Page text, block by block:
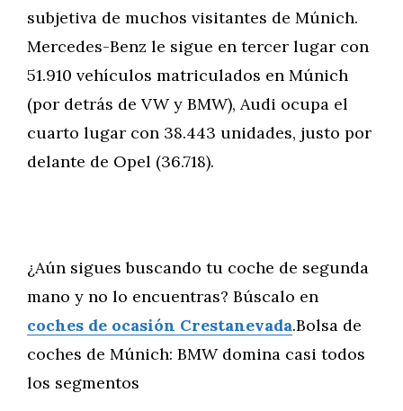
subjetiva de muchos visitantes de Múnich.
Mercedes-Benz le sigue en tercer lugar con
51.910 vehículos matriculados en Múnich
(por detrás de VW y BMW), Audi ocupa el
cuarto lugar con 38.443 unidades, justo por
delante de Opel (36.718).
¿Aún sigues buscando tu coche de segunda
mano y no lo encuentras? Búscalo en
coches de ocasión Crestanevada.Bolsa de
coches de Múnich: BMW domina casi todos
los segmentos